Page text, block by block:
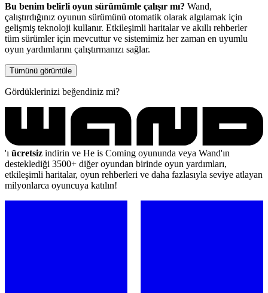
Bu benim belirli oyun sürümümle çalışır mı? Wand,
çalıştırdığınız oyunun sürümünü otomatik olarak algılamak için
gelişmiş teknoloji kullanır. Etkileşimli haritalar ve akıllı rehberler
tüm sürümler için mevcuttur ve sistemimiz her zaman en uyumlu
oyun yardımlarını çalıştırmanızı sağlar.
Tümünü görüntüle
Gördüklerinizi beğendiniz mi?
'ı ücretsiz indirin ve He is Coming oyununda veya Wand'ın
desteklediği 3500+ diğer oyundan birinde oyun yardımları,
etkileşimli haritalar, oyun rehberleri ve daha fazlasıyla seviye atlayan
milyonlarca oyuncuya katılın!